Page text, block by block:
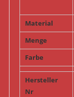
Material
Menge
Farbe
Hersteller
Nr